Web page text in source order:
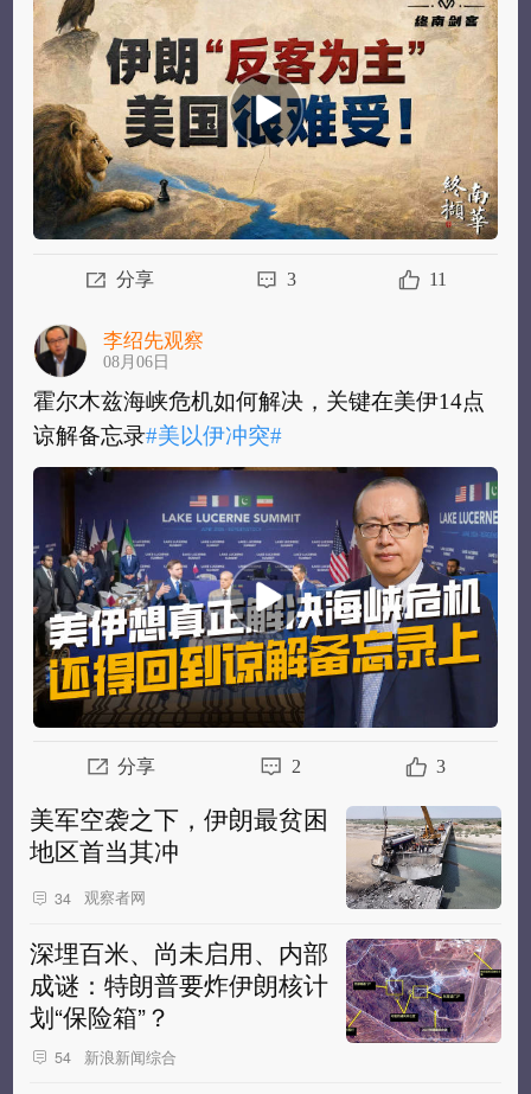
曼，让美国很难受】最新，伊朗走了一步妙
棋，本来今天美国在伊朗问题上就很难受...全
部
分享 3 11
李绍先观察
08月06日
霍尔木兹海峡危机如何解决，关键在美伊14点
谅解备忘录#美以伊冲突#
霍尔木兹海峡危机如何解决，关键在美伊14点
#美以伊冲突#
分享 2 3
美军空袭之下，伊朗最贫困
地区首当其冲
34 观察者网
深埋百米、尚未启用、内部
成谜：特朗普要炸伊朗核计
划“保险箱”？
54 新浪新闻综合